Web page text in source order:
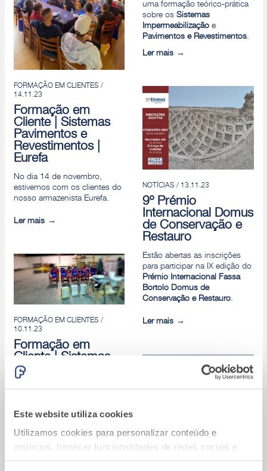
Este website utiliza cookies
Utilizamos cookies para personalizar conteúdo e
anúncios, fornecer funcionalidades de redes sociais e
uma formação teórico-prática
sobre os Sistemas
Impermeabilização e
Pavimentos e Revestimentos.
Ler mais
FORMAÇÃO EM CLIENTES /
14.11.23
Formação em
Cliente | Sistemas
Pavimentos e
Revestimentos |
Eurefa
No dia 14 de novembro,
estivemos com os clientes do
nosso armazenista Eurefa.
Ler mais
NOTÍCIAS / 13.11.23
9º Prémio
Internacional Domus
de Conservação e
Restauro
Estão abertas as inscrições
para participar na IX edição do
Prémio Internacional Fassa
Bortolo Domus de
Conservação e Restauro.
Ler mais
FORMAÇÃO EM CLIENTES /
10.11.23
Formação em
Cliente | Sistemas
Fassatherm e
Pavimentos e
Revestimentos |
estivemos com os clientes do
nosso armazenista Vilaterra.